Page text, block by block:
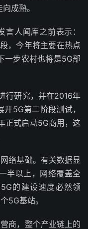
成熟。
人闻库之前表示：
，今年将主要在热点
一步农村也将是5G部
行研究，并在2016年
5G第二阶段测试，
正式启动5G商用，这
络基础。有关数据显
半以上，网络覆盖全
的建设速度必然领
5G基站。
商，整个产业链上的